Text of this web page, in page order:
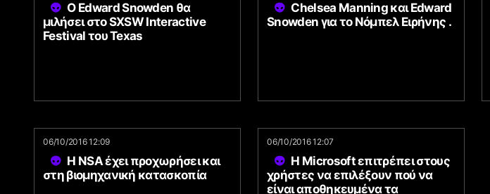
Ο Edward Snowden θα
μιλήσει στο SXSW Interactive
Festival του Texas
Chelsea Manning και Edward
Snowden για το Νόμπελ Ειρήνης .
06/10/2016 12:09
Η NSA έχει προχωρήσει και
στη βιομηχανική κατασκοπία
06/10/2016 12:07
Η Microsoft επιτρέπει στους
χρήστες να επιλέξουν πού να
είναι αποθηκευμένα τα